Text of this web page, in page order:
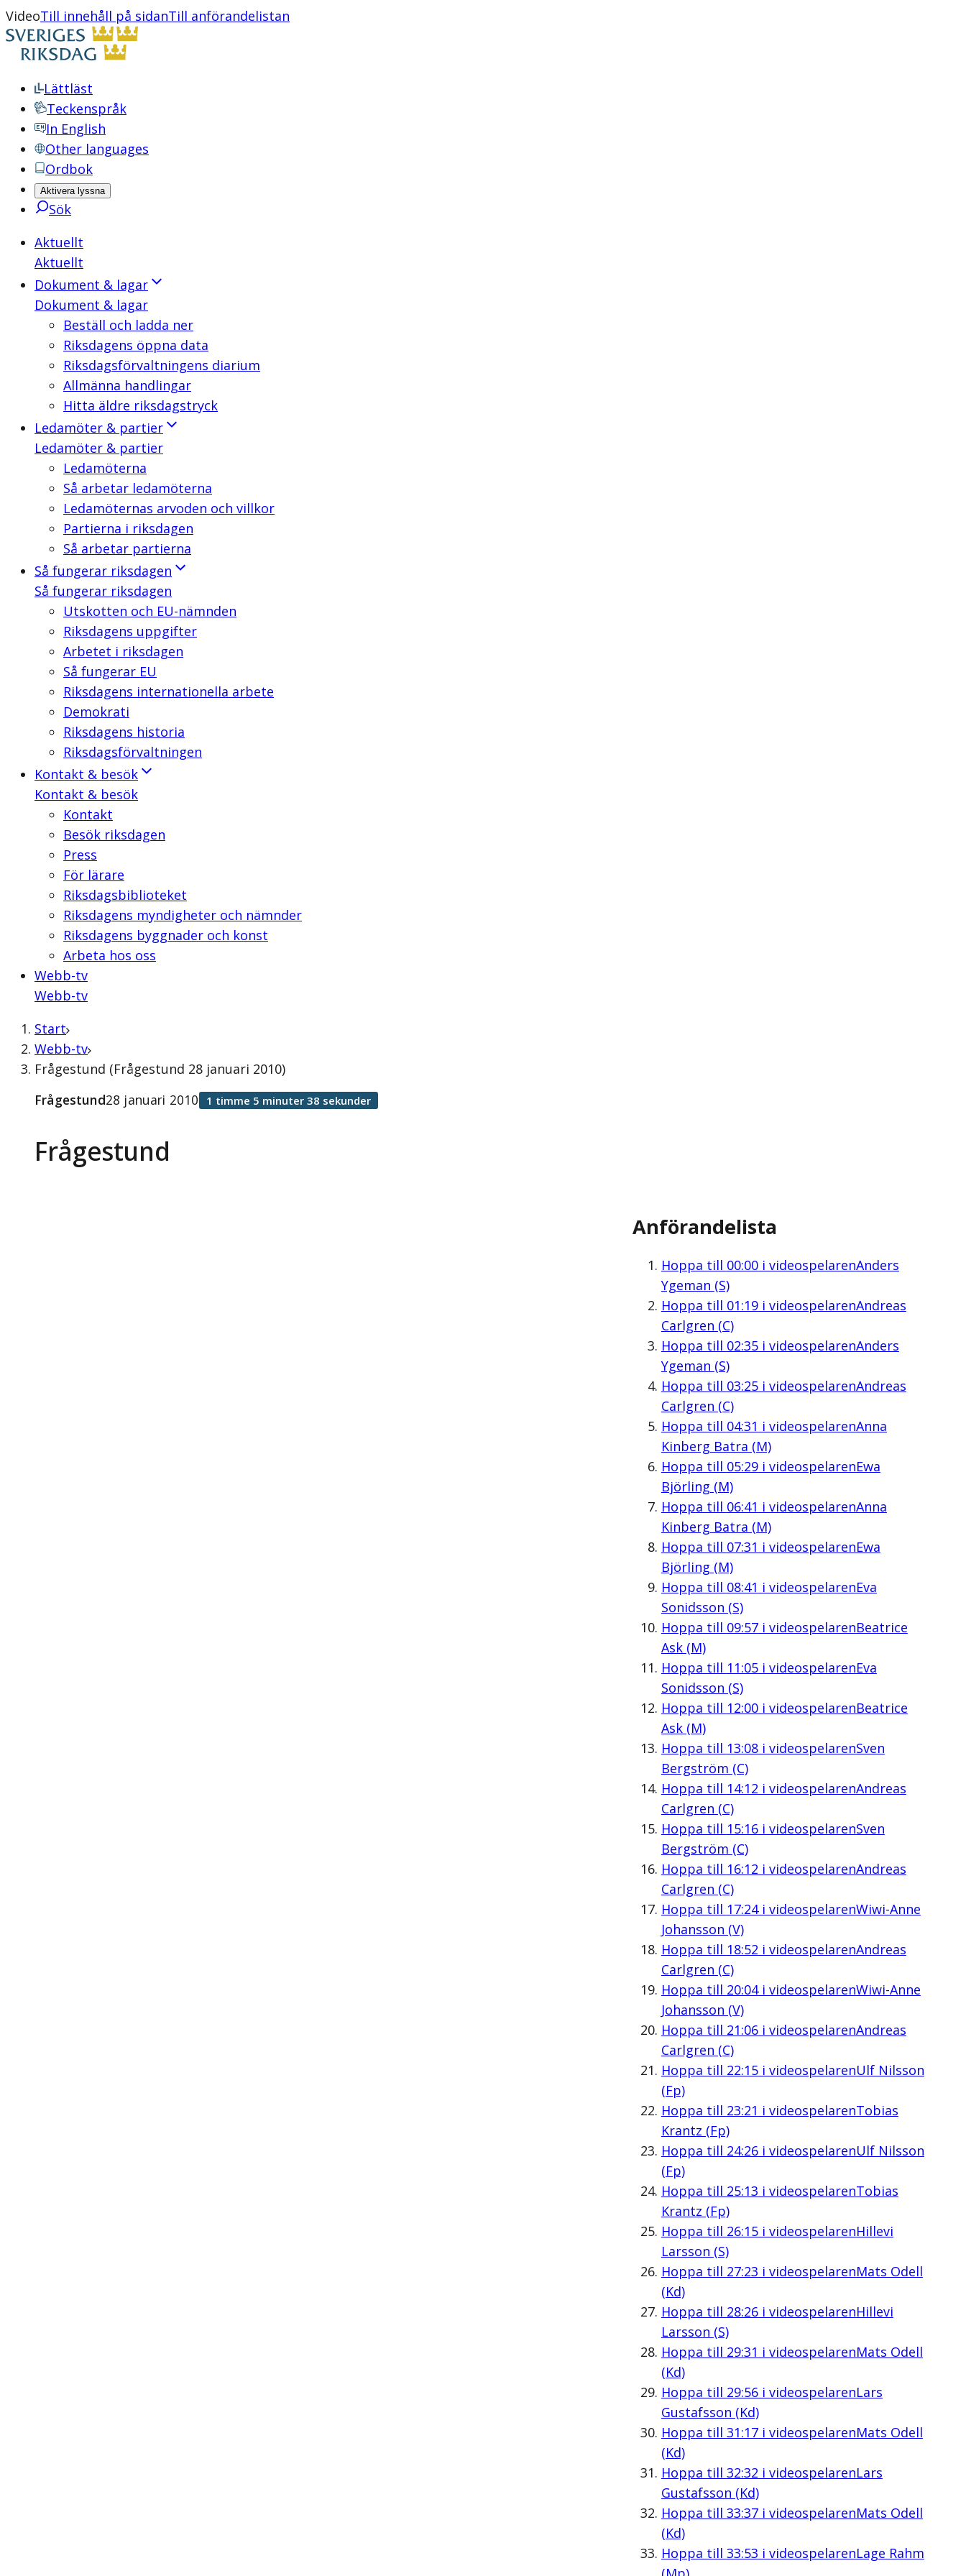
VideoTill innehåll på sidanTill anförandelistan
Lättläst
Teckenspråk
In English
Other languages
Ordbok
Aktivera lyssna
Sök
Aktuellt
Aktuellt
Dokument & lagar
Dokument & lagar
Beställ och ladda ner
Riksdagens öppna data
Riksdagsförvaltningens diarium
Allmänna handlingar
Hitta äldre riksdagstryck
Ledamöter & partier
Ledamöter & partier
Ledamöterna
Så arbetar ledamöterna
Ledamöternas arvoden och villkor
Partierna i riksdagen
Så arbetar partierna
Så fungerar riksdagen
Så fungerar riksdagen
Utskotten och EU-nämnden
Riksdagens uppgifter
Arbetet i riksdagen
Så fungerar EU
Riksdagens internationella arbete
Demokrati
Riksdagens historia
Riksdagsförvaltningen
Kontakt & besök
Kontakt & besök
Kontakt
Besök riksdagen
Press
För lärare
Riksdagsbiblioteket
Riksdagens myndigheter och nämnder
Riksdagens byggnader och konst
Arbeta hos oss
Webb-tv
Webb-tv
Start
Webb-tv
Frågestund (Frågestund 28 januari 2010)
Frågestund
Frågestund28 januari 2010 1 timme 5 minuter 38 sekunder
Anförandelista
Hoppa till 00:00i videospelarenAnders
Ygeman (S)
Hoppa till 01:19i videospelarenAndreas
Carlgren (C)
Hoppa till 02:35i videospelarenAnders
Ygeman (S)
Hoppa till 03:25i videospelarenAndreas
Carlgren (C)
Hoppa till 04:31 i videospelarenAnna
Kinberg Batra (M)
Hoppa till 05:29i videospelarenEwa
Björling (M)
Hoppa till 06:41 i videospelarenAnna
Kinberg Batra (M)
Hoppa till 07:31 i videospelarenEwa
Björling (M)
Hoppa till 08:41 i videospelarenEva
Sonidsson (S)
Hoppa till 09:57i videospelarenBeatrice
Ask (M)
Hoppa till 11:05i videospelarenEva
Sonidsson (S)
Hoppa till 12:00i videospelarenBeatrice
Ask (M)
Hoppa till 13:08i videospelarenSven
Bergström (C)
Hoppa till 14:12 i videospelarenAndreas
Carlgren (C)
Hoppa till 15:16i videospelarenSven
Bergström (C)
Hoppa till 16:12 i videospelarenAndreas
Carlgren (C)
Hoppa till 17:24i videospelarenWiwi-Anne
Johansson (V)
Hoppa till 18:52 i videospelarenAndreas
Carlgren (C)
Hoppa till 20:04i videospelarenWiwi-Anne
Johansson (V)
Hoppa till 21:06i videospelarenAndreas
Carlgren (C)
Hoppa till 22:15i videospelarenUlf Nilsson
(Fp)
Hoppa till 23:21 i videospelarenTobias
Krantz (Fp)
Hoppa till 24:26i videospelarenUlf Nilsson
(Fp)
Hoppa till 25:13 i videospelarenTobias
Krantz (Fp)
Hoppa till 26:15i videospelarenHillevi
Larsson (S)
Hoppa till 27:23 i videospelarenMats Odell
(Kd)
Hoppa till 28:26i videospelarenHillevi
Larsson (S)
Hoppa till 29:31 i videospelarenMats Odell
(Kd)
Hoppa till 29:56i videospelarenLars
Gustafsson (Kd)
Hoppa till 31:17i videospelarenMats Odell
(Kd)
Hoppa till 32:32 i videospelarenLars
Gustafsson (Kd)
Hoppa till 33:37i videospelarenMats Odell
(Kd)
Hoppa till 33:53 i videospelarenLage Rahm